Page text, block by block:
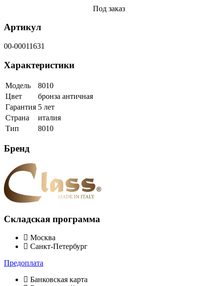
Под заказ
Артикул
00-00011631
Характеристики
Модель
8010
Цвет
бронза античная
Гарантия 5 лет
Страна
италия
Тип
8010
Бренд
Складская программа
Москва
Санкт-Петербург
Предоплата
Банковская карта